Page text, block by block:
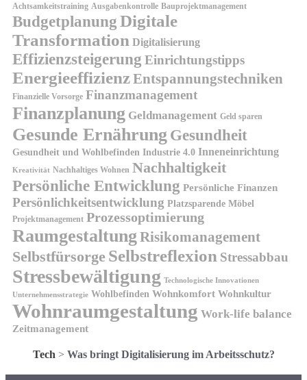
Achtsamkeitstraining Ausgabenkontrolle Bauprojektmanagement
BudgetplanungDigitale
Transformation Digitalisierung
Effizienzsteigerung Einrichtungstipps
EnergieeffizienzEntspannungstechniken
Finanzielle Vorsorge Finanzmanagement
Finanzplanung Geldmanagement Geld sparen
Gesunde Ernährung Gesundheit
Gesundheit und Wohlbefinden Industrie 4.0 Inneneinrichtung
Kreativität Nachhaltiges Wohnen Nachhaltigkeit
Persönliche Entwicklung Persönliche Finanzen
Persönlichkeitsentwicklung Platzsparende Möbel
Projektmanagement Prozessoptimierung
Raumgestaltung Risikomanagement
Selbstfürsorge Selbstreflexion Stressabbau
Stressbewältigung Technologische Innovationen
Unternehmensstrategie Wohlbefinden Wohnkomfort Wohnkultur
Wohnraumgestaltung Work-life balance
Zeitmanagement
Tech > Was bringt Digitalisierung im Arbeitsschutz?